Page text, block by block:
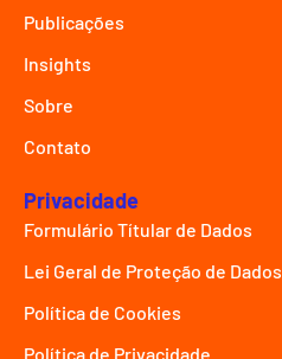
Publicações
Insights
Sobre
Contato
Privacidade
Formulário Títular de Dados
Lei Geral de Proteção de Dados
Política de Cookies
Política de Privacidade